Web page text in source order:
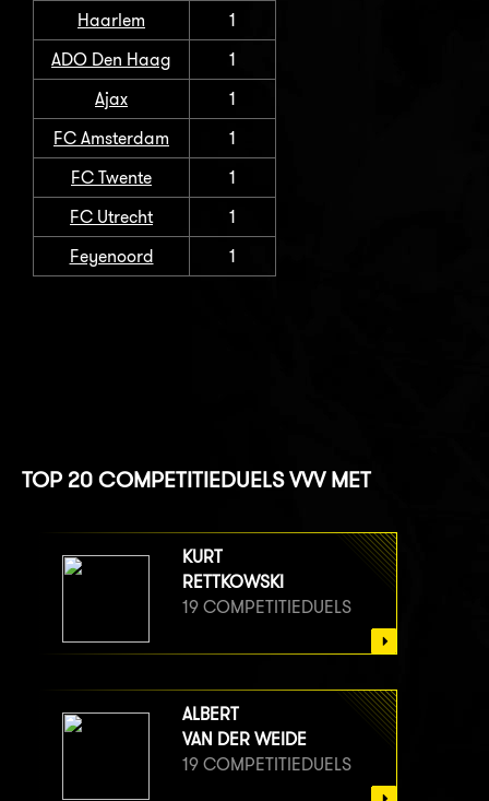
Haarlem
1
ADO Den Haag
1
Ajax
1
FC Amsterdam
1
FC Twente
1
FC Utrecht
1
Feyenoord
1
TOP 20 COMPETITIEDUELS VVV MET
KURT
RETTKOWSKI
19 COMPETITIEDUELS
ALBERT
VAN DER WEIDE
19 COMPETITIEDUELS